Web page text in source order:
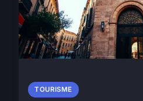
TOURISME